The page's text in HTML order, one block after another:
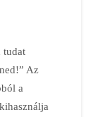
tudat
Az
a